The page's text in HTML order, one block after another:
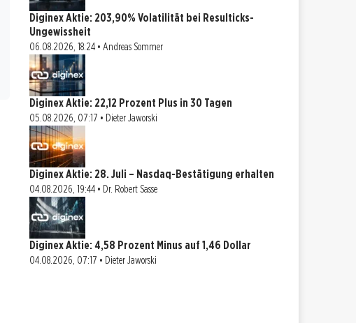
Diginex Aktie: 203,90% Volatilität bei Resulticks-
Ungewissheit
06.08.2026, 18:24 • Andreas Sommer
Diginex Aktie: 22,12 Prozent Plus in 30 Tagen
05.08.2026, 07:17 • Dieter Jaworski
Diginex Aktie: 28. Juli – Nasdaq-Bestätigung erhalten
04.08.2026, 19:44 • Dr. Robert Sasse
Diginex Aktie: 4,58 Prozent Minus auf 1,46 Dollar
04.08.2026, 07:17 • Dieter Jaworski